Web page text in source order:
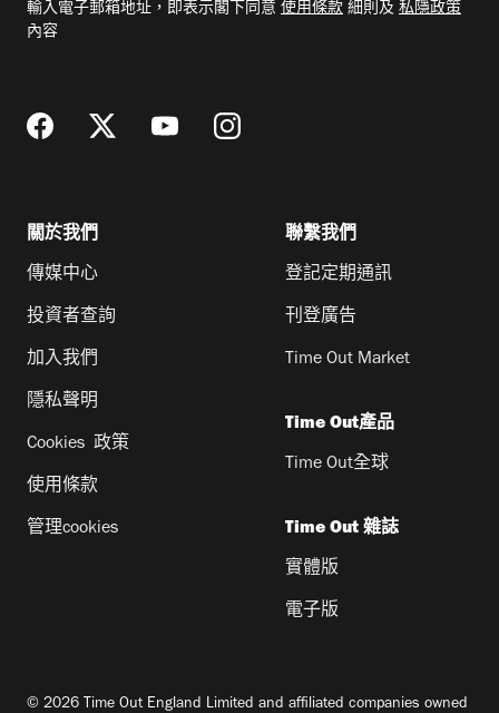
郵
輸入電子郵箱地址，即表示閣下同意 使用條款 細則及 私隱政策
內容
關於我們
傳媒中心
投資者查詢
加入我們
隱私聲明
Cookies 政策
使用條款
管理cookies
聯繫我們
登記定期通訊
刊登廣告
Time Out Market
Time Out產品
Time Out全球
Time Out 雜誌
實體版
電子版
© 2026 Time Out England Limited and affiliated companies owned